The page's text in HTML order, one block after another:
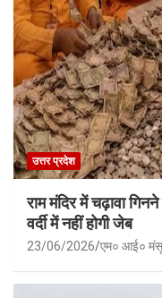
उत्तर प्रदेश
राम मंदिर में चढ़ावा
वर्दी में नहीं होगी जेब
23/06/2026 एम० आई०